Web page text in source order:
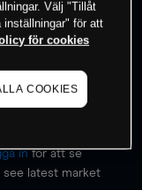
inför att se
see latest market
Välj "Tillåt
inställningar" för att
för cookies
COOKIES